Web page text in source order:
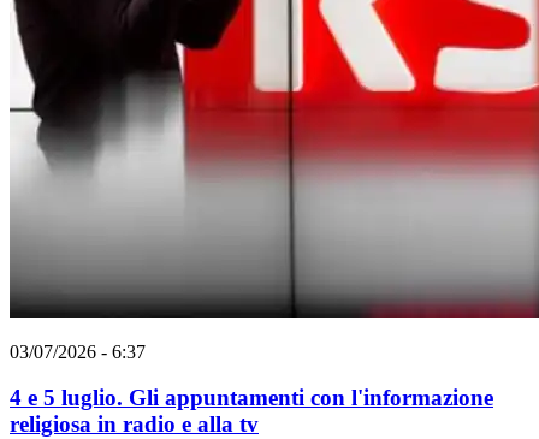
03/07/2026 - 6:37
4 e 5 luglio. Gli appuntamenti con l'informazione
religiosa in radio e alla tv